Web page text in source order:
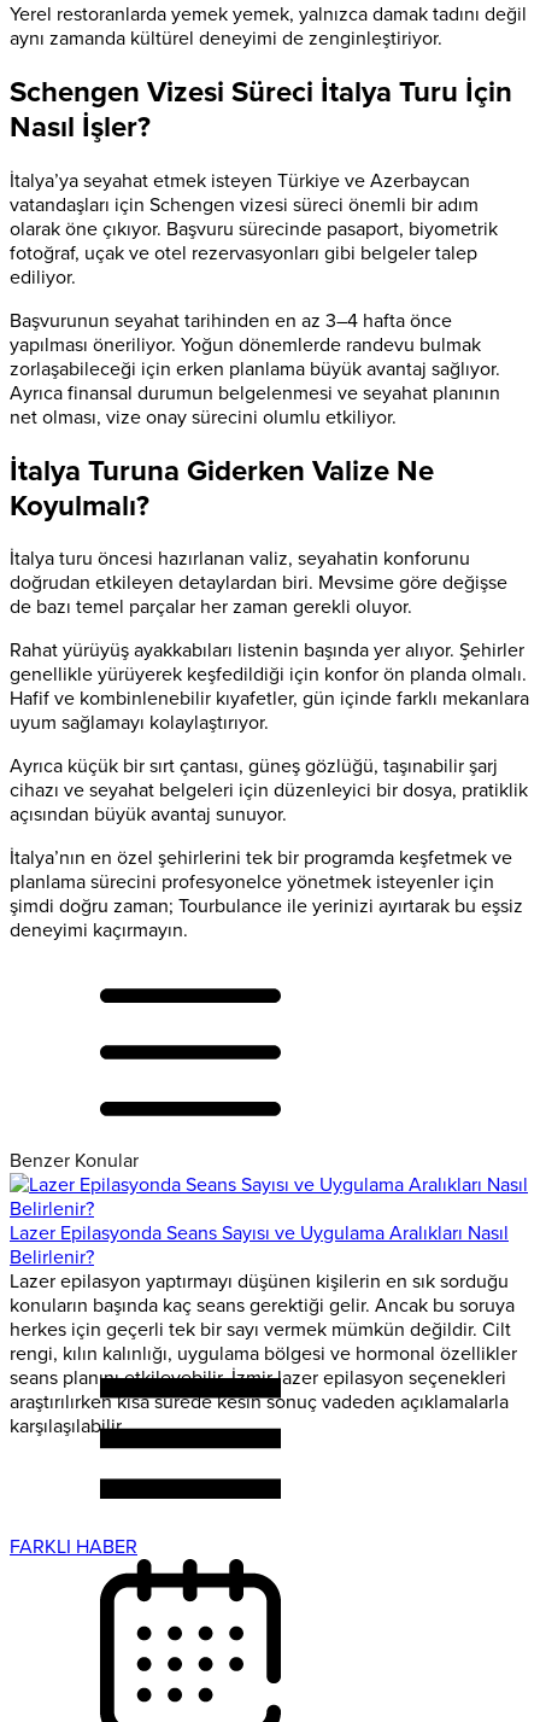
Yerel restoranlarda yemek yemek, yalnızca damak tadını değil
aynı zamanda kültürel deneyimi de zenginleştiriyor.
Schengen Vizesi Süreci İtalya Turu İçin
Nasıl İşler?
İtalya’ya seyahat etmek isteyen Türkiye ve Azerbaycan
vatandaşları için Schengen vizesi süreci önemli bir adım
olarak öne çıkıyor. Başvuru sürecinde pasaport, biyometrik
fotoğraf, uçak ve otel rezervasyonları gibi belgeler talep
ediliyor.
Başvurunun seyahat tarihinden en az 3–4 hafta önce
yapılması öneriliyor. Yoğun dönemlerde randevu bulmak
zorlaşabileceği için erken planlama büyük avantaj sağlıyor.
Ayrıca finansal durumun belgelenmesi ve seyahat planının
net olması, vize onay sürecini olumlu etkiliyor.
İtalya Turuna Giderken Valize Ne
Koyulmalı?
İtalya turu öncesi hazırlanan valiz, seyahatin konforunu
doğrudan etkileyen detaylardan biri. Mevsime göre değişse
de bazı temel parçalar her zaman gerekli oluyor.
Rahat yürüyüş ayakkabıları listenin başında yer alıyor. Şehirler
genellikle yürüyerek keşfedildiği için konfor ön planda olmalı.
Hafif ve kombinlenebilir kıyafetler, gün içinde farklı mekanlara
uyum sağlamayı kolaylaştırıyor.
Ayrıca küçük bir sırt çantası, güneş gözlüğü, taşınabilir şarj
cihazı ve seyahat belgeleri için düzenleyici bir dosya, pratiklik
açısından büyük avantaj sunuyor.
İtalya’nın en özel şehirlerini tek bir programda keşfetmek ve
planlama sürecini profesyonelce yönetmek isteyenler için
şimdi doğru zaman; Tourbulance ile yerinizi ayırtarak bu eşsiz
deneyimi kaçırmayın.
Benzer Konular
Lazer Epilasyonda Seans Sayısı ve Uygulama Aralıkları Nasıl
Belirlenir?
Lazer epilasyon yaptırmayı düşünen kişilerin en sık sorduğu
konuların başında kaç seans gerektiği gelir. Ancak bu soruya
herkes için geçerli tek bir sayı vermek mümkün değildir. Cilt
rengi, kılın kalınlığı, uygulama bölgesi ve hormonal özellikler
seans planını etkileyebilir. İzmir lazer epilasyon seçenekleri
araştırılırken kısa sürede kesin sonuç vadeden açıklamalarla
karşılaşılabilir....
FARKLI HABER